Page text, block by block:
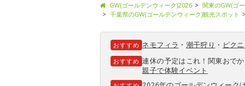
GW(ゴールデンウィーク)2026 関東のGW(ゴ
千葉県のGW(ゴールデンウィーク)観光スポット
おすすめ ネモフィラ ・ 潮干狩り ・ ピク
おすすめ 連休の予定はこれ！関東おで
親子で体験イベント